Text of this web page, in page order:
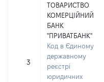
3
ТОВАРИСТВО
КОМЕРЦІЙНИЙ
БАНК
"ПРИВАТБАНК"
Код в Єдиному
державному
реєстрі
юридичних